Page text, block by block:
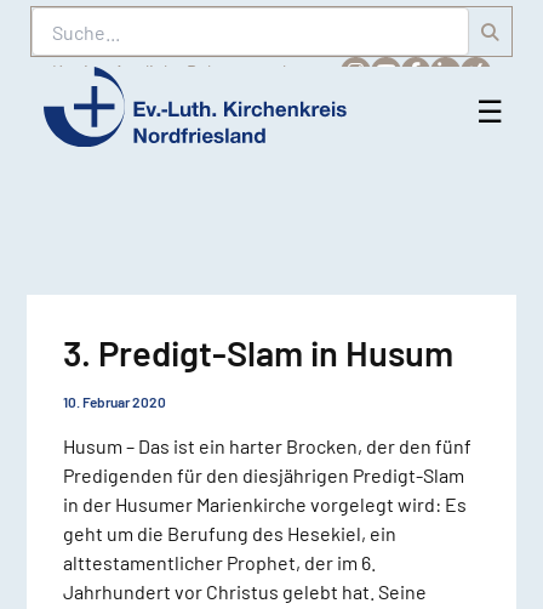
Suche
Karriere Amtliche Bekanntmachungen
Ev.-
☰
3. Predigt-Slam in Husum
10. Februar 2020
Husum – Das ist ein harter Brocken, der den fünf
Predigenden für den diesjährigen Predigt-Slam
in der Husumer Marienkirche vorgelegt wird: Es
geht um die Berufung des Hesekiel, ein
alttestamentlicher Prophet, der im 6.
Jahrhundert vor Christus gelebt hat. Seine